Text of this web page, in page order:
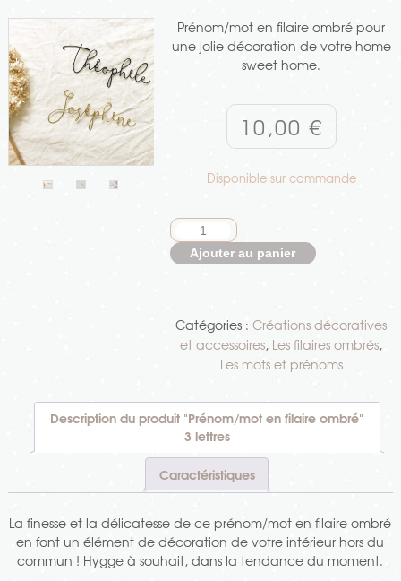
Prénom/mot en filaire ombré pour
une jolie décoration de votre home
sweet home.
10,00€
Disponible sur commande
quantité
de
"Prénom/mot
ombré"
3
Ajouter au panier
Catégories :Créations décoratives
et accessoires, Les filaires ombrés,
Les mots et prénoms
Description du produit "Prénom/mot en filaire ombré"
3 lettres
Caractéristiques
La finesse et la délicatesse de ce prénom/mot en filaire ombré
en font un élément de décoration de votre intérieur hors du
commun ! Hygge à souhait, dans la tendance du moment.